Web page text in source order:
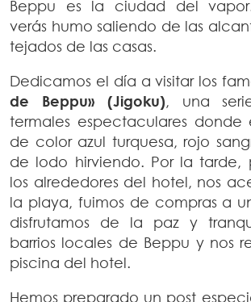
Beppu es la ciudad del
verás humo saliendo de las
tejados de las casas.
Dedicamos el día a visitar los
de Beppu» (Jigoku), una
termales espectaculares
de color azul turquesa, rojo
de lodo hirviendo. Por la tarde,
los alrededores del hotel, nos
la playa, fuimos de compras a
disfrutamos de la paz y
barrios locales de Beppu y nos
piscina del hotel.
Hemos preparado un post